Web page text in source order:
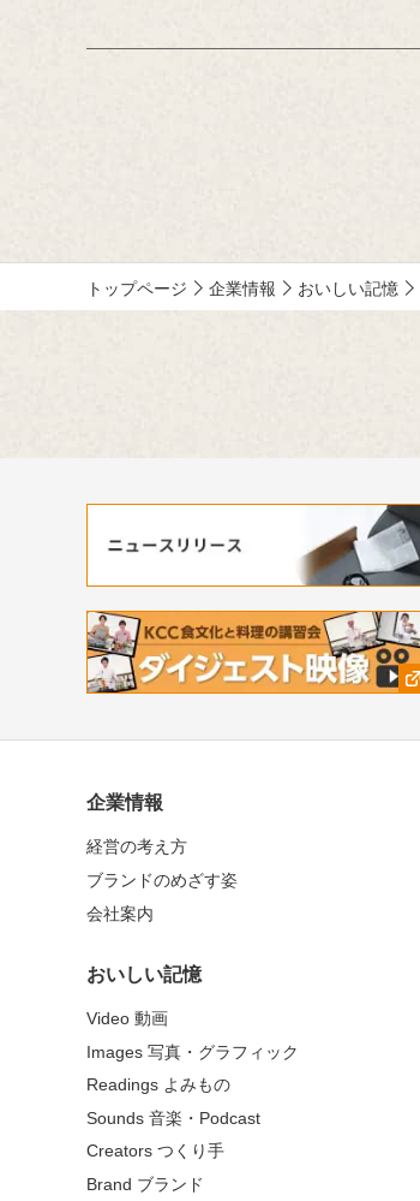
トップページ 企業情報 おいしい記憶
企業情報
経営の考え方
ブランドのめざす姿
会社案内
おいしい記憶
Video 動画
Images 写真・グラフィック
Readings よみもの
Sounds 音楽・Podcast
Creators つくり手
Brand ブランド